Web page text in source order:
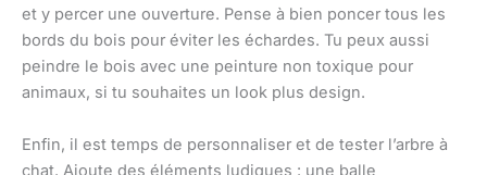
et y percer une ouverture. Pense à bien poncer tous les
bords du bois pour éviter les échardes. Tu peux aussi
peindre le bois avec une peinture non toxique pour
animaux, si tu souhaites un look plus design.
Enfin, il est temps de personnaliser et de tester l’arbre à
chat. Ajoute des éléments ludiques : une balle